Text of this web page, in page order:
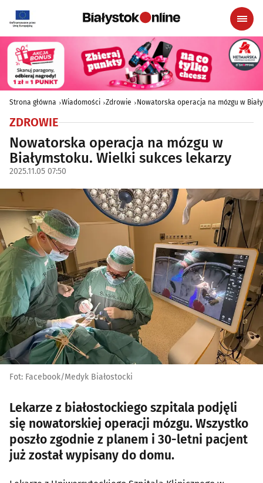
Strona główna Wiadomości Zdrowie Nowatorska operacja na mózgu w
ZDROWIE
Nowatorska operacja na mózgu w
Białymstoku. Wielki sukces lekarzy
2025.11.05 07:50
Fot: Facebook/Medyk Białostocki
Lekarze z białostockiego szpitala podjęli
się nowatorskiej operacji mózgu. Wszystko
poszło zgodnie z planem i 30-letni pacjent
już został wypisany do domu.